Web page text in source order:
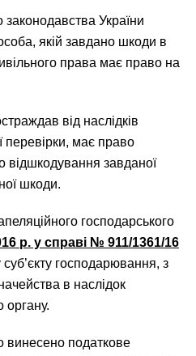
законодавства України
якій завдано шкоди в
права має право на
від наслідків
перевірки, має право
завданої
шкоди.
господарського
р. у справі № 911/1361/16
господарювання, з
в наслідок
органу.
винесено податкове